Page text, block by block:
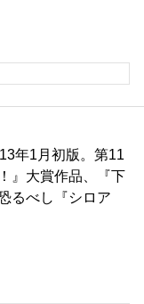
年1月初版。第11
』大賞作品、『下
るべし『シロア